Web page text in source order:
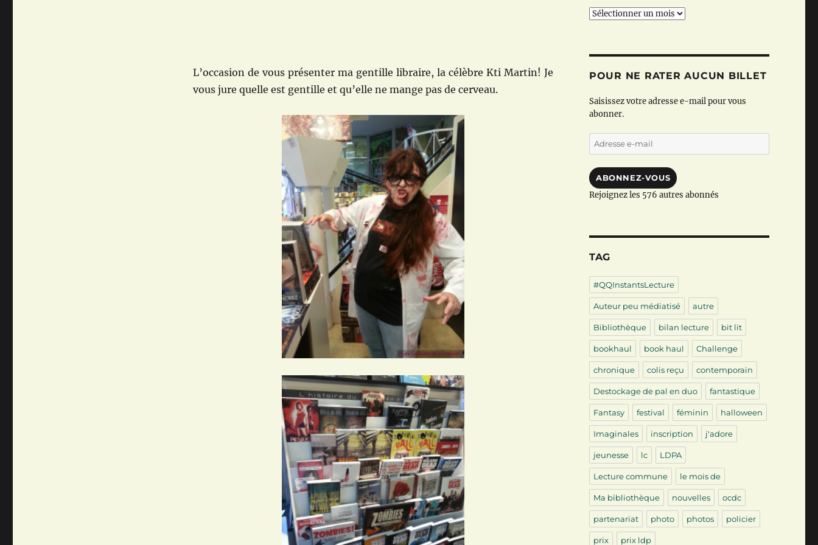
L’occasion de vous présenter ma gentille libraire, la célèbre Kti Martin! Je
vous jure quelle est gentille et qu’elle ne mange pas de cerveau.
Archives
POUR NE RATER AUCUN BILLET
Saisissez votre adresse e-mail pour vous
abonner.
Adresse
e-
ABONNEZ-VOUS
Rejoignez les 576 autres abonnés
TAG
#QQInstantsLecture
Auteur peu médiatisé autre
Bibliothèque bilan lecture bit lit
bookhaul book haul Challenge
chronique colis reçu contemporain
Destockage de pal en duo fantastique
Fantasy festival féminin halloween
Imaginales inscription j'adore
jeunesse lc LDPA
Lecture commune le mois de
Ma bibliothèque nouvelles ocdc
partenariat photo photos policier
prix prix ldp